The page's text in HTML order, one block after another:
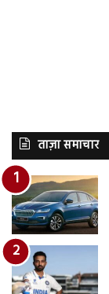
ताज़ा समाचार